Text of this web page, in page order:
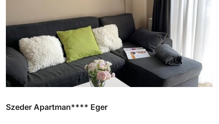
Szeder Apartman**** Eger